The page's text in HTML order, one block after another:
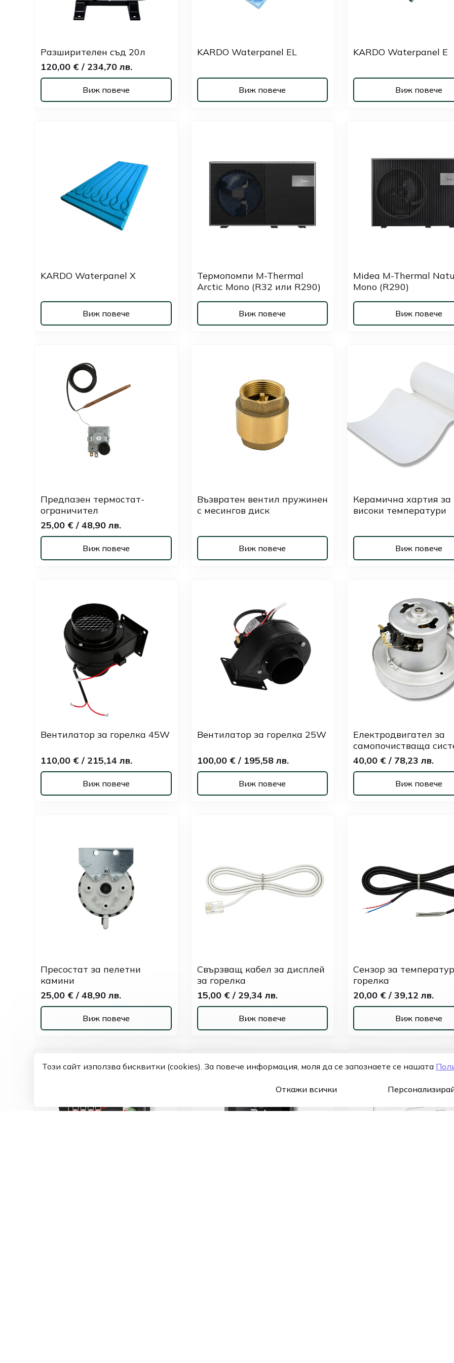
Разширителен съд 20л
120,00 € / 234,70 лв.
Виж повече
KARDO Waterpanel EL
Виж повече
KARDO Waterpanel E
Виж повече
KARDO Waterpanel X
Виж повече
Термопомпи M-Thermal
Arctic Mono (R32 или R290)
Виж повече
Midea M-Thermal
Mono (R290)
Виж повече
Предпазен термостат-
ограничител
25,00 € / 48,90 лв.
Виж повече
Възвратен вентил пружинен
с месингов диск
Виж повече
Керамична хартия за
високи температури
Виж повече
Вентилатор за горелка 45W
110,00 € / 215,14 лв.
Виж повече
Вентилатор за горелка 25W
100,00 € / 195,58 лв.
Виж повече
Електродвигател за
самопочистваща
40,00 € / 78,23 лв.
Виж повече
Пресостат за пелетни
камини
25,00 € / 48,90 лв.
Виж повече
Свързващ кабел за дисплей
за горелка
15,00 € / 29,34 лв.
Виж повече
Сензор за
горелка
20,00 € / 39,12 лв.
Виж повече
Този сайт използва бисквитки (cookies). За повече информация, моля да се запознаете се нашaтa
Откажи всички